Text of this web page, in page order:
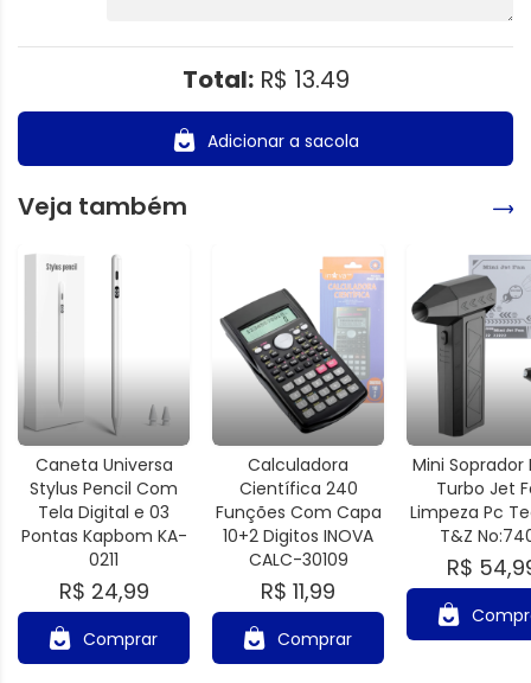
Total:R$ 13.49
Adicionar a sacola
Veja também
Caneta Universa
Stylus Pencil Com
Tela Digital e 03
Pontas Kapbom KA-
0211
R$ 24,99
Comprar
Calculadora
Científica 240
Funções Com Capa
10+2 Digitos INOVA
CALC-30109
R$ 11,99
Comprar
Mini Soprador
Turbo Jet
Limpeza Pc
T&Z
R$